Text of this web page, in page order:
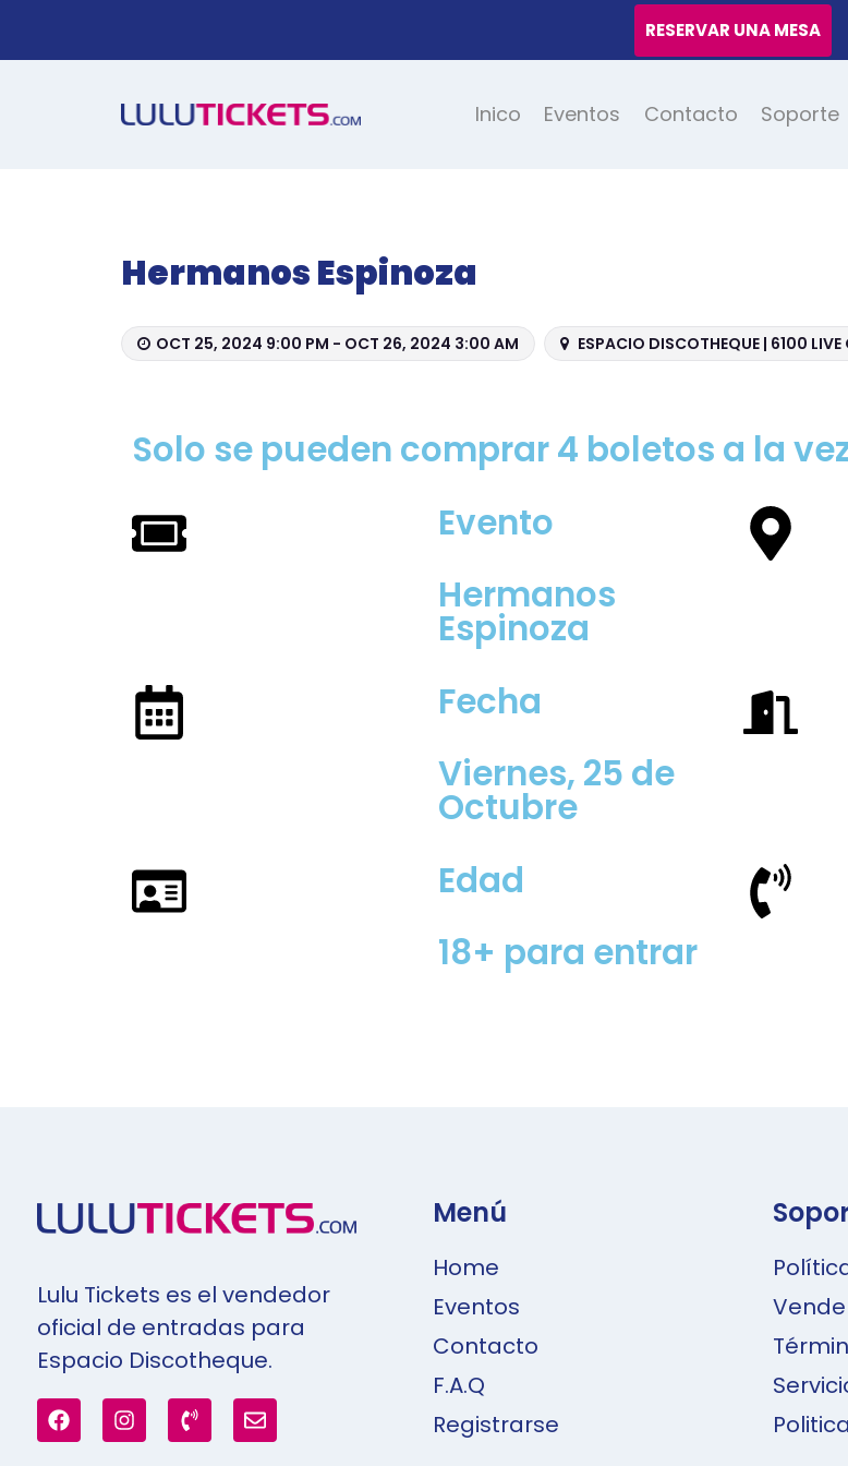
RESERVAR UNA MESA
Inico Eventos Contacto Soporte
Hermanos Espinoza
OCT 25, 2024 9:00 PM - OCT 26, 2024 3:00 AM ESPACIO DISCOTHEQUE | 6100
Solo se pueden comprar 4 boletos a la
Evento
Hermanos
Espinoza
Fecha
Viernes, 25 de
Octubre
Edad
18+ para entrar
Lulu Tickets es el vendedor
oficial de entradas para
Espacio Discotheque.
Menú
Home
Eventos
Contacto
F.A.Q
Registrarse